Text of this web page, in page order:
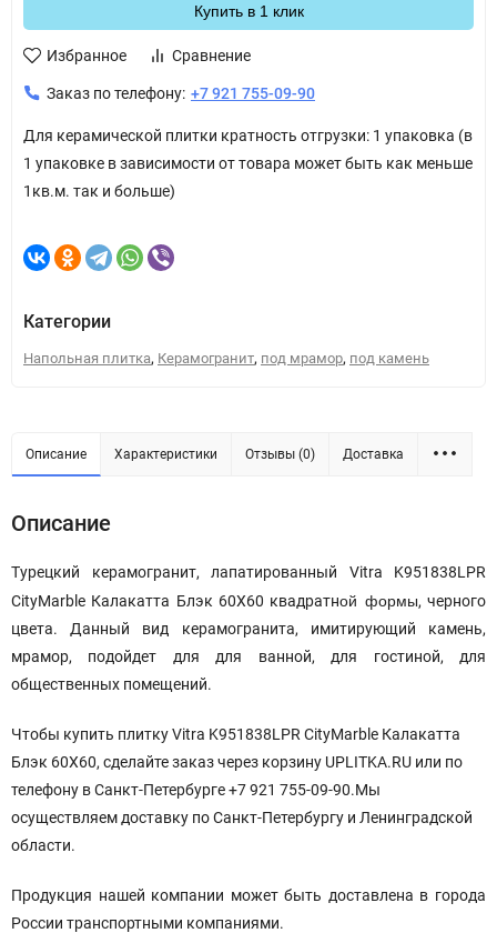
Купить в 1 клик
Избранное Сравнение
Заказ по телефону: +7 921 755-09-90
Для керамической плитки кратность отгрузки: 1 упаковка (в
1 упаковке в зависимости от товара может быть как меньше
1кв.м. так и больше)
Категории
Напольная плитка, Керамогранит, под мрамор, под камень
Описание Характеристики Отзывы (0) Доставка
Описание
Турецкий керамогранит, лапатированный Vitra K951838LPR
CityMarble Калакатта Блэк 60X60 квадратной формы, черного
цвета. Данный вид керамогранита, имитирующий камень,
мрамор, подойдет для для ванной, для гостиной, для
общественных помещений.
Чтобы купить плитку Vitra K951838LPR CityMarble Калакатта
Блэк 60X60, сделайте заказ через корзину UPLITKA.RU или по
телефону в Санкт-Петербурге +7 921 755-09-90.Мы
осуществляем доставку по Санкт-Петербургу и Ленинградской
области.
Продукция нашей компании может быть доставлена в города
России транспортными компаниями.